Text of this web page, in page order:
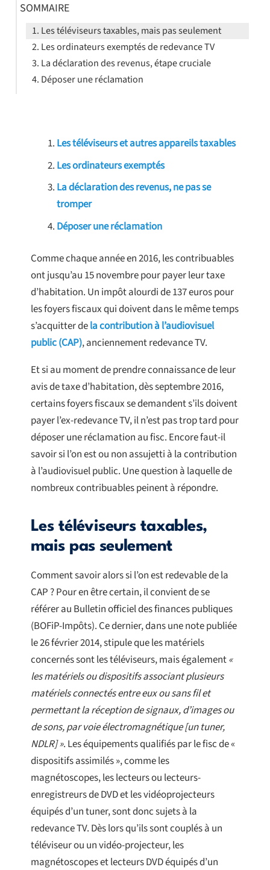
Les téléviseurs et autres appareils taxables
Les ordinateurs exemptés
La déclaration des revenus, ne pas se
tromper
Déposer une réclamation
Comme chaque année en 2016, les contribuables
ont jusqu’au 15 novembre pour payer leur taxe
d’habitation. Un impôt alourdi de 137 euros pour
les foyers fiscaux qui doivent dans le même temps
s’acquitter dela contribution à l’audiovisuel
public (CAP), anciennement redevance TV.
Et si au moment de prendre connaissance de leur
avis de taxe d’habitation, dès septembre 2016,
certains foyers fiscaux se demandent s’ils doivent
payer l’ex-redevance TV, il n’est pas trop tard pour
déposer une réclamation au fisc. Encore faut-il
savoir si l’on est ou non assujetti à la contribution
à l’audiovisuel public. Une question à laquelle de
nombreux contribuables peinent à répondre.
Les téléviseurs taxables,
mais pas seulement
Comment savoir alors si l’on est redevable de la
CAP ? Pour en être certain, il convient de se
référer au Bulletin officiel des finances publiques
(BOFiP-Impôts). Ce dernier, dans une note publiée
le 26 février 2014, stipule que les matériels
concernés sont les téléviseurs, mais également«
les matériels ou dispositifs associant plusieurs
matériels connectés entre eux ou sans fil et
permettant la réception de signaux, d’images ou
de sons, par voie électromagnétique [un tuner,
NDLR] ». Les équipements qualifiés par le fisc de «
dispositifs assimilés », comme les
magnétoscopes, les lecteurs ou lecteurs-
enregistreurs de DVD et les vidéoprojecteurs
équipés d’un tuner, sont donc sujets à la
redevance TV. Dès lors qu’ils sont couplés à un
téléviseur ou un vidéo-projecteur, les
magnétoscopes et lecteurs DVD équipés d’un
SOMMAIRE
Les téléviseurs taxables, mais pas seulement
Les ordinateurs exemptés de redevance TV
La déclaration des revenus, étape cruciale
Déposer une réclamation